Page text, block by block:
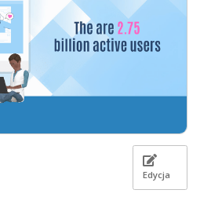
Edycja